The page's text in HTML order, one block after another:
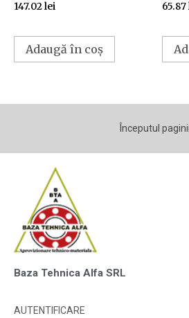
147.02lei
Adaugă în coș
65.87
Începutul paginii
Baza Tehnica Alfa SRL
AUTENTIFICARE